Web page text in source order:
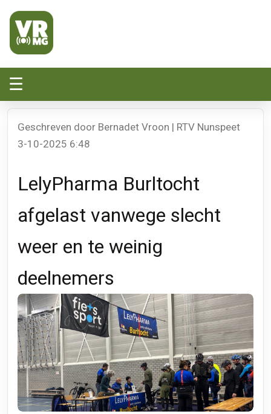
☰
Geschreven door Bernadet Vroon | RTV Nunspeet
3-10-2025 6:48
LelyPharma Burltocht
afgelast vanwege slecht
weer en te weinig
deelnemers